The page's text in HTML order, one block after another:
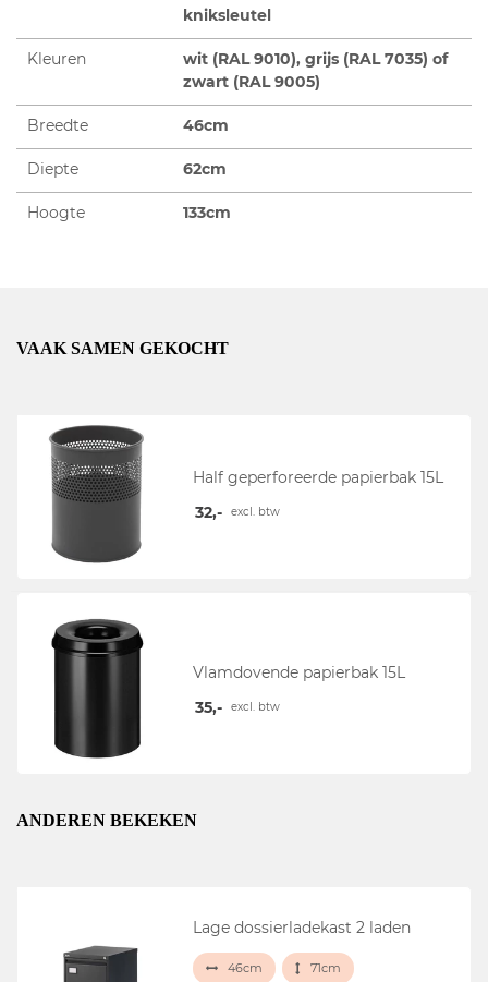
kniksleutel
Kleuren
wit (RAL 9010), grijs (RAL 7035) of
zwart (RAL 9005)
Breedte 46cm
Diepte 62cm
Hoogte 133cm
VAAK SAMEN GEKOCHT
Half geperforeerde papierbak 15L
32,-
excl. btw
Vlamdovende papierbak 15L
35,-
excl. btw
ANDEREN BEKEKEN
Lage dossierladekast 2 laden
46cm 71cm